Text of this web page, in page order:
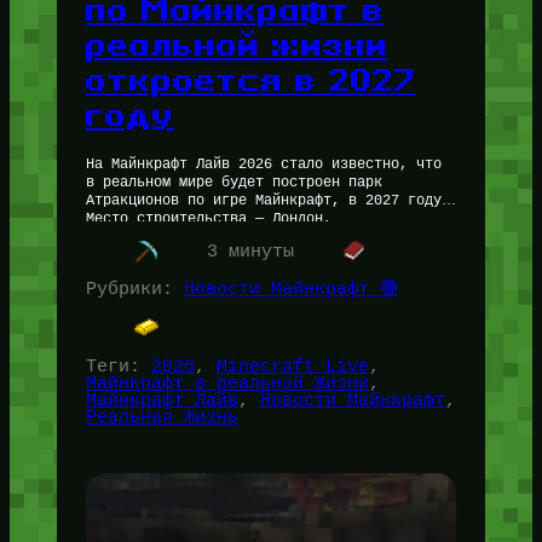
по Майнкрафт в
реальной жизни
откроется в 2027
году
На Майнкрафт Лайв 2026 стало известно, что
в реальном мире будет построен парк
Атракционов по игре Майнкрафт, в 2027 году.
Место строительства — Лондон,
Великобритания. Парк разрабатывался ещё с
3 минуты
Рубрики: Новости Майнкрафт 🔴
Теги: 2026, Minecraft Live
Майнкрафт в реальной Жизни
Майнкрафт Лайв, Новости Майнкрафт
Реальная Жизнь